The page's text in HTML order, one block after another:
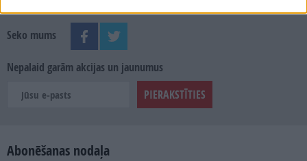
Seko mums
Nepalaid garām akcijas un jaunumus
Abonēšanas nodaļa